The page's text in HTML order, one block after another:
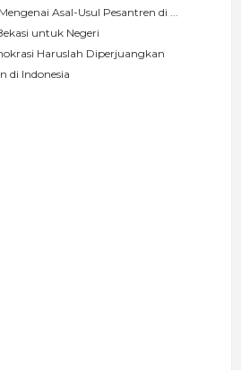
Asal-Usul Pesantren di ...
untuk Negeri
Haruslah Diperjuangkan
di Indonesia